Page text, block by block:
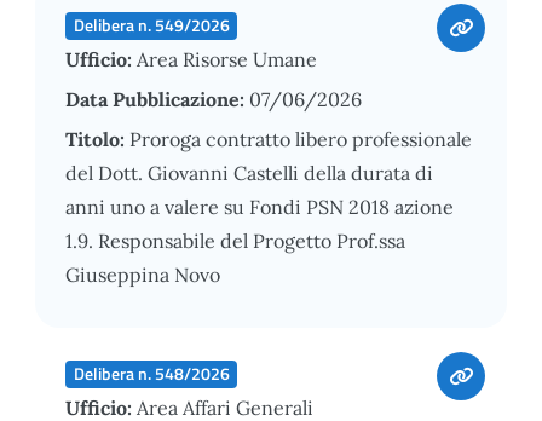
Delibera n. 549/2026
Ufficio: Area Risorse Umane
Data Pubblicazione: 07/06/2026
Titolo: Proroga contratto libero professionale
del Dott. Giovanni Castelli della durata di
anni uno a valere su Fondi PSN 2018 azione
1.9. Responsabile del Progetto Prof.ssa
Giuseppina Novo
Delibera n. 548/2026
Ufficio: Area Affari Generali